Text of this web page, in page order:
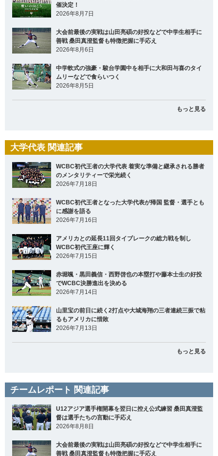
催決定！
2026年8月7日
大会前最後の実戦は山田亮碩の好投などで中学生相手に
善戦 桑田真澄監督も特徴把握に手応え
2026年8月6日
中学軟式の強豪・駿台学園中を相手に大和田与喜のタイ
ムリーなどで食らいつく
2026年8月5日
もっと見る
大学代表 関連記事
WCBC初代王者の大学代表 着実な準備と継承される勝者
のメンタリティーで栄光続く
2026年7月18日
WCBC初代王者となった大学代表が帰国 監督・選手とも
に感謝を語る
2026年7月16日
アメリカとの延長11回タイブレークの総力戦を制し
WCBC初代王座に輝く
2026年7月15日
赤堀颯・黒田義信・西野啓也の本塁打や藤本士生の好投
でWCBC決勝進出を決める
2026年7月14日
山里宝の前日に続く2打点や大城海翔の三者連続三振で粘
るもアメリカに惜敗
2026年7月13日
もっと見る
チームレポート 関連記事
U12アジア選手権開幕を翌日に控え公式練習 桑田真澄監
督は選手たちの言動に手応え
2026年8月8日
大会前最後の実戦は山田亮碩の好投などで中学生相手に
善戦 桑田真澄監督も特徴把握に手応え